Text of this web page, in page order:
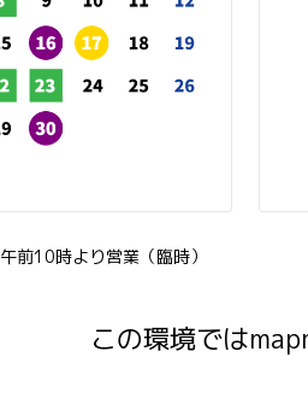
午前10時より営業（臨時）
この環境では